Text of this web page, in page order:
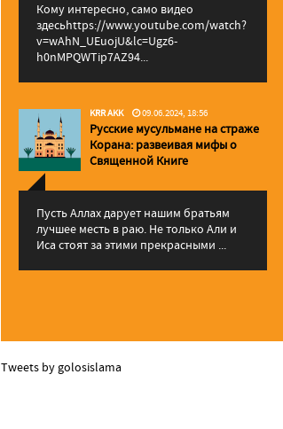
Кому интересно, само видео
здесьhttps://www.youtube.com/watch?
v=wAhN_UEuojU&lc=Ugz6-
h0nMPQWTip7AZ94...
KRR AKK 09.06.2024, 18:56
Русские мусульмане на страже
Корана: pазвеивая мифы о
Священной Книге
Пусть Аллах дарует нашим братьям
лучшее месть в раю. Не только Али и
Иса стоят за этими прекрасными ...
Tweets by golosislama